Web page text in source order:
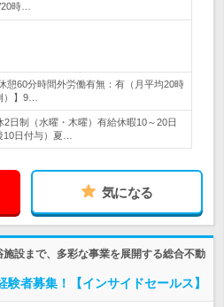
時…
憩60分時間外労働有無：有（月平均20時
）】9…
日制（水曜・木曜）有給休暇10～20日
10日付与）夏…
気になる
設まで、多彩な事業を展開する総合不動
験者募集！【インサイドセールス】